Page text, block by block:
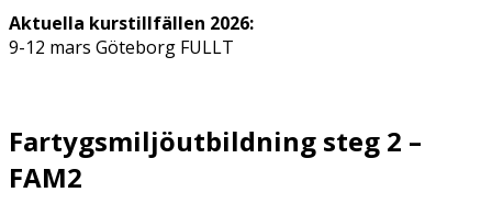
Aktuella kurstillfällen 2026:
9-12 mars Göteborg FULLT
Fartygsmiljöutbildning steg 2 –
FAM2